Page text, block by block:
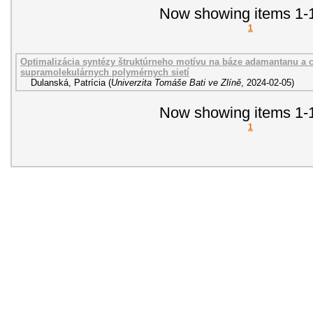
Now showing items 1-
1
Optimalizácia syntézy štruktúrneho motívu na báze adamantanu a
supramolekulárnych polymérnych sietí
Dulanská, Patrícia (Univerzita Tomáše Bati ve Zlíně, 2024-02-05)
Now showing items 1-
1